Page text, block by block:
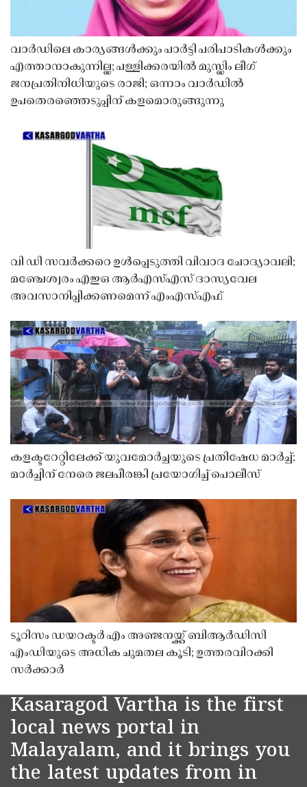
വാർഡിലെ കാര്യങ്ങൾക്കും പാർട്ടി പരിപാടികൾക്കും
എത്താനാകുന്നില്ല; പള്ളിക്കരയിൽ മുസ്ലിം ലീഗ്
ജനപ്രതിനിധിയുടെ രാജി; ഒന്നാം വാർഡിൽ
ഉപതെരഞ്ഞെടുപ്പിന് കളമൊരുങ്ങുന്നു
വി ഡി സവർക്കറെ ഉൾപ്പെടുത്തി വിവാദ ചോദ്യാവലി;
മഞ്ചേശ്വരം എഇഒ ആർഎസ്എസ് ദാസ്യവേല
അവസാനിപ്പിക്കണമെന്ന് എംഎസ്എഫ്
കളക്ടറേറ്റിലേക്ക് യുവമോർച്ചയുടെ പ്രതിഷേധ മാർച്ച്;
മാർച്ചിന് നേരെ ജലപീരങ്കി പ്രയോഗിച്ച് പൊലീസ്
ടൂറിസം ഡയറക്ടർ എം അഞ്ജനയ്ക്ക് ബിആർഡിസി
എംഡിയുടെ അധിക ചുമതല കൂടി; ഉത്തരവിറക്കി
സർക്കാർ
Kasaragod Vartha is the first
local news portal in
Malayalam, and it brings you
the latest updates from in